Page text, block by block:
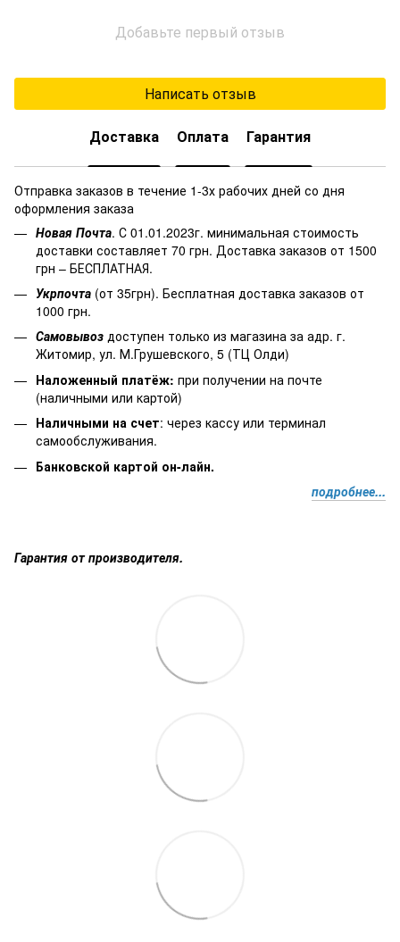
Добавьте первый отзыв
Написать отзыв
Доставка Оплата Гарантия
Отправка заказов в течение 1-3х рабочих дней со дня
оформления заказа
Новая Почта. С 01.01.2023г. минимальная стоимость
доставки составляет 70 грн. Доставка заказов от 1500
грн – БЕСПЛАТНАЯ.
Укрпочта (от 35грн). Бесплатная доставка заказов от
1000 грн.
Самовывоз доступен только из магазина за адр. г.
Житомир, ул. М.Грушевского, 5 (ТЦ Олди)
Наложенный платёж: при получении на почте
(наличными или картой)
Наличными на счет: через кассу или терминал
самообслуживания.
Банковской картой он-лайн.
подробнее...
Гарантия от производителя.